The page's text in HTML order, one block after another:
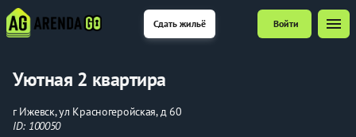
Сдать жильё Войти menu
Уютная 2 квартира
г Ижевск, ул Красногеройская, д 60
ID: 100050